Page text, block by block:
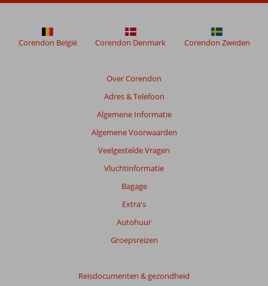
Over Corendon
Adres & Telefoon
Algemene Informatie
Algemene Voorwaarden
Veelgestelde Vragen
Vluchtinformatie
Bagage
Extra's
Autohuur
Groepsreizen
Reisdocumenten & gezondheid
Corendon België Corendon Denmark Corendon Zweden